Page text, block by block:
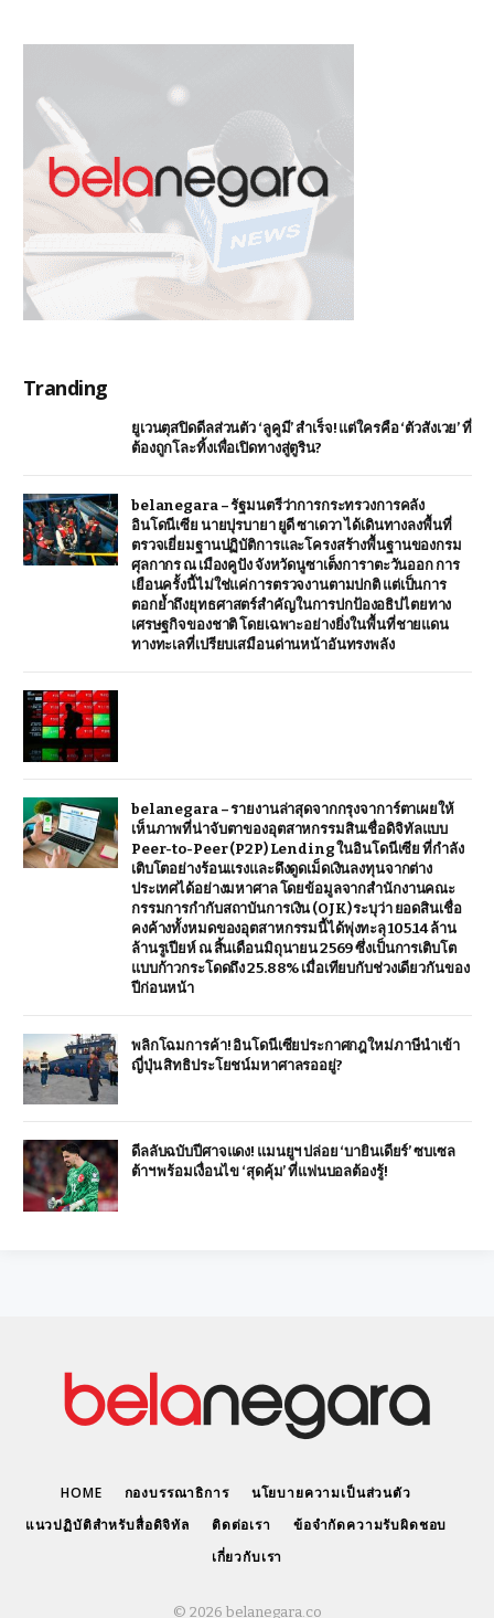
Tranding
ยูเวนตุสปิดดีลส่วนตัว ‘ลูคูมี’ สำเร็จ! แต่ใครคือ ‘ตัวสังเวย’ ที่
ต้องถูกโละทิ้งเพื่อเปิดทางสู่ตูริน?
belanegara – รัฐมนตรีว่าการกระทรวงการคลัง
อินโดนีเซีย นายปุรบายา ยูดี ซาเดวา ได้เดินทางลงพื้นที่
ตรวจเยี่ยมฐานปฏิบัติการและโครงสร้างพื้นฐานของกรม
ศุลกากร ณ เมืองคูปัง จังหวัดนูซาเต็งการาตะวันออก การ
เยือนครั้งนี้ไม่ใช่แค่การตรวจงานตามปกติ แต่เป็นการ
ตอกย้ำถึงยุทธศาสตร์สำคัญในการปกป้องอธิปไตยทาง
เศรษฐกิจของชาติ โดยเฉพาะอย่างยิ่งในพื้นที่ชายแดน
ทางทะเลที่เปรียบเสมือนด่านหน้าอันทรงพลัง
belanegara – รายงานล่าสุดจากกรุงจาการ์ตาเผยให้
เห็นภาพที่น่าจับตาของอุตสาหกรรมสินเชื่อดิจิทัลแบบ
Peer-to-Peer (P2P) Lending ในอินโดนีเซีย ที่กำลัง
เติบโตอย่างร้อนแรงและดึงดูดเม็ดเงินลงทุนจากต่าง
ประเทศได้อย่างมหาศาล โดยข้อมูลจากสำนักงานคณะ
กรรมการกำกับสถาบันการเงิน (OJK) ระบุว่า ยอดสินเชื่อ
คงค้างทั้งหมดของอุตสาหกรรมนี้ได้พุ่งทะลุ 105.14 ล้าน
ล้านรูเปียห์ ณ สิ้นเดือนมิถุนายน 2569 ซึ่งเป็นการเติบโต
แบบก้าวกระโดดถึง 25.88% เมื่อเทียบกับช่วงเดียวกันของ
ปีก่อนหน้า
พลิกโฉมการค้า! อินโดนีเซียประกาศกฎใหม่ภาษีนำเข้า
ญี่ปุ่น สิทธิประโยชน์มหาศาลรออยู่?
ดีลลับฉบับปีศาจแดง! แมนยูฯ ปล่อย ‘บายินเดียร์’ ซบเซล
ต้าฯ พร้อมเงื่อนไข ‘สุดคุ้ม’ ที่แฟนบอลต้องรู้!
HOME กองบรรณาธิการ
นโยบายความเป็นส่วนตัว
แนวปฏิบัติสำหรับสื่อดิจิทัล
ติดต่อเรา
ข้อจำกัดความรับผิดชอบ
เกี่ยวกับเรา
© 2026 belanegara.co